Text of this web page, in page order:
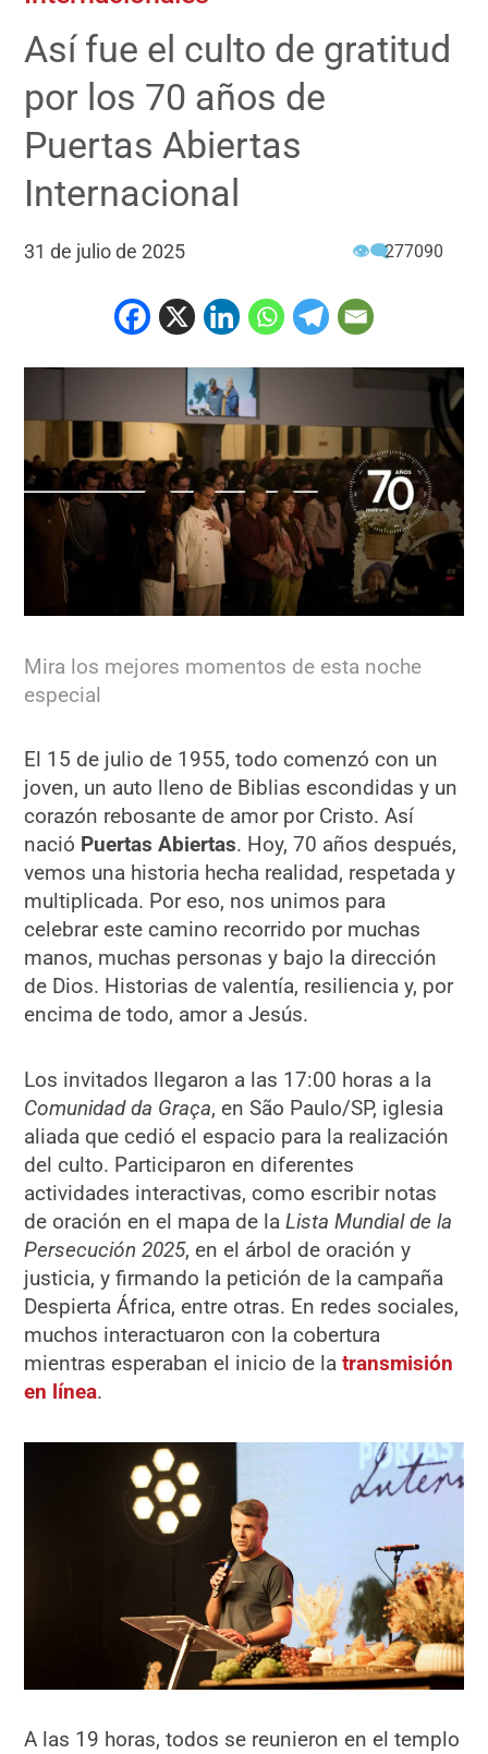
Así fue el culto de gratitud
por los 70 años de
Puertas Abiertas
Internacional
31 de julio de 2025 👁‍🗨277090
Mira los mejores momentos de esta noche
especial
El 15 de julio de 1955, todo comenzó con un
joven, un auto lleno de Biblias escondidas y un
corazón rebosante de amor por Cristo. Así
nació Puertas Abiertas. Hoy, 70 años después,
vemos una historia hecha realidad, respetada y
multiplicada. Por eso, nos unimos para
celebrar este camino recorrido por muchas
manos, muchas personas y bajo la dirección
de Dios. Historias de valentía, resiliencia y, por
encima de todo, amor a Jesús.
Los invitados llegaron a las 17:00 horas a la
Comunidad da Graça, en São Paulo/SP, iglesia
aliada que cedió el espacio para la realización
del culto. Participaron en diferentes
actividades interactivas, como escribir notas
de oración en el mapa de laLista Mundial de la
Persecución 2025, en el árbol de oración y
justicia, y firmando la petición de la campaña
Despierta África, entre otras. En redes sociales,
muchos interactuaron con la cobertura
mientras esperaban el inicio de latransmisión
en línea.
A las 19 horas, todos se reunieron en el templo